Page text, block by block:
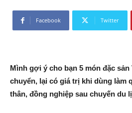
Facebook Twitter
Mình gợi ý cho bạn 5 món đặc
chuyển, lại có giá trị khi dùng làm
thân, đồng nghiệp sau chuyến du